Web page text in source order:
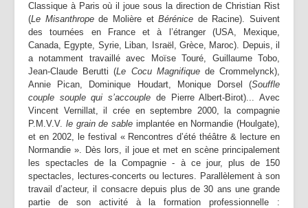
Presse | Archives
Contact
Classique à Paris où il joue sous la direction de Christian Rist
(Le Misanthropede Molière etBérénice de Racine). Suivent
des tournées en France et à l’étranger (USA, Mexique,
Canada, Egypte, Syrie, Liban, Israël, Grèce, Maroc). Depuis, il
a notamment travaillé avec Moïse Touré, Guillaume Tobo,
Jean-Claude Berutti (Le Cocu Magnifique de Crommelynck),
Annie Pican, Dominique Houdart, Monique Dorsel (Souffle
couple souple qui s’accouple de Pierre Albert-Birot)... Avec
Vincent Vernillat, il crée en septembre 2000, la compagnie
P.M.V.V. le grain de sable implantée en Normandie (Houlgate),
et en 2002, le festival « Rencontres d’été théâtre & lecture en
Normandie ». Dès lors, il joue et met en scène principalement
les spectacles de la Compagnie - à ce jour, plus de 150
spectacles, lectures-concerts ou lectures. Parallèlement à son
travail d’acteur, il consacre depuis plus de 30 ans une grande
partie de son activité à la formation professionnelle :